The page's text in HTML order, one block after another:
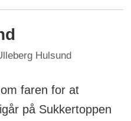
Hulsund
faren for at
på Sukkertoppen